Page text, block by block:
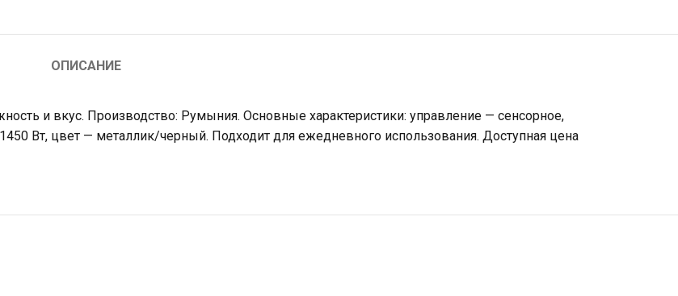
ОПИСАНИЕ
и вкус. Производство: Румыния. Основные характеристики: управление — сенсорное,
Вт, цвет — металлик/черный. Подходит для ежедневного использования. Доступная цена